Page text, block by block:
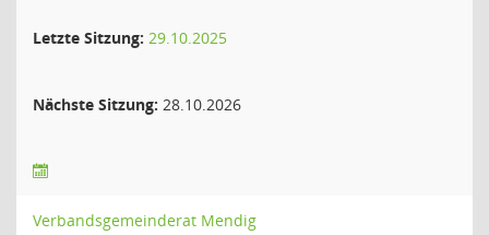
Letzte Sitzung: 29.10.2025
Nächste Sitzung: 28.10.2026
Verbandsgemeinderat Mendig